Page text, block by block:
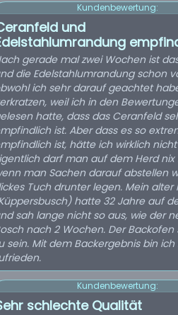
Kundenbewertung:
und
gerade mal zwei Wochen ist
die Edelstahlumrandung schon
ich sehr darauf geachtet
weil ich in den
hatte, dass das Ceranfeld
ist. Aber dass es so
ist, hätte ich wirklich
darf man auf dem Herd
man Sachen darauf abstellen
Tuch drunter legen. Mein alter
hatte 32 Jahre auf
sah lange nicht so aus, wie der
nach 2 Wochen. Der Backofen
sein. Mit dem Backergebnis bin ich
Kundenbewertung:
schlechte Qualität